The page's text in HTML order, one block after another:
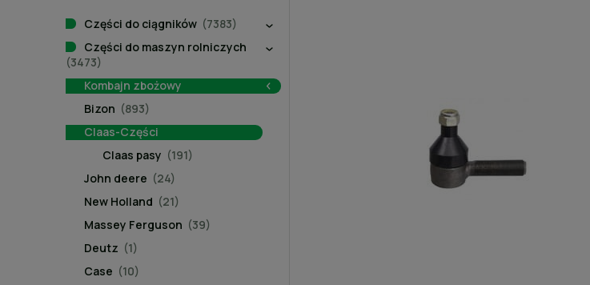
Części do ciągników (7383)
Części do maszyn rolniczych
(3473)
Kombajn zbożowy
Bizon (893)
Claas-Części
Claas pasy (191)
John deere (24)
New Holland (21)
Massey Ferguson (39)
Deutz (1)
Case (10)